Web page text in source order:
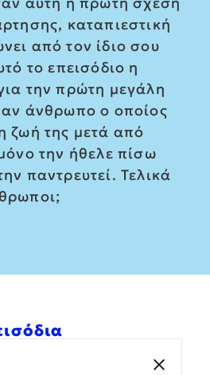
καταπιεστική
από τον ίδιο σου
το επεισόδιο η
την πρώτη μεγάλη
άνθρωπο ο οποίος
ζωή της μετά από
την ήθελε πίσω
παντρευτεί. Τελικά